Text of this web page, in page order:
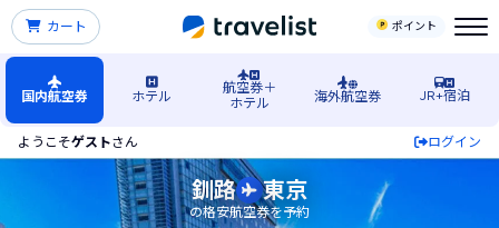
ポイント
カート
国内航空券 ホテル
航空券＋
ホテル
海外航空券 JR+宿泊
ようこそゲストさん ログイン
釧路空港発→東京行きの格安航空券・飛行機・LCC予約
釧路 東京
の格安航空券を予約